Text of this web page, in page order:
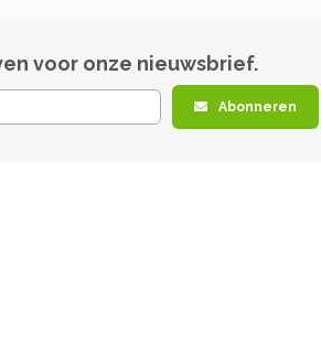
voor onze nieuwsbrief.
Abonneren